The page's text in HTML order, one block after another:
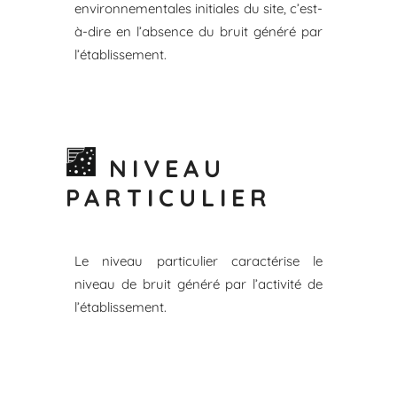
environnementales initiales du site, c’est-
à-dire en l’absence du bruit généré par
l’établissement.
NIVEAU
PARTICULIER
Le niveau particulier caractérise le
niveau de bruit généré par l’activité de
l’établissement.